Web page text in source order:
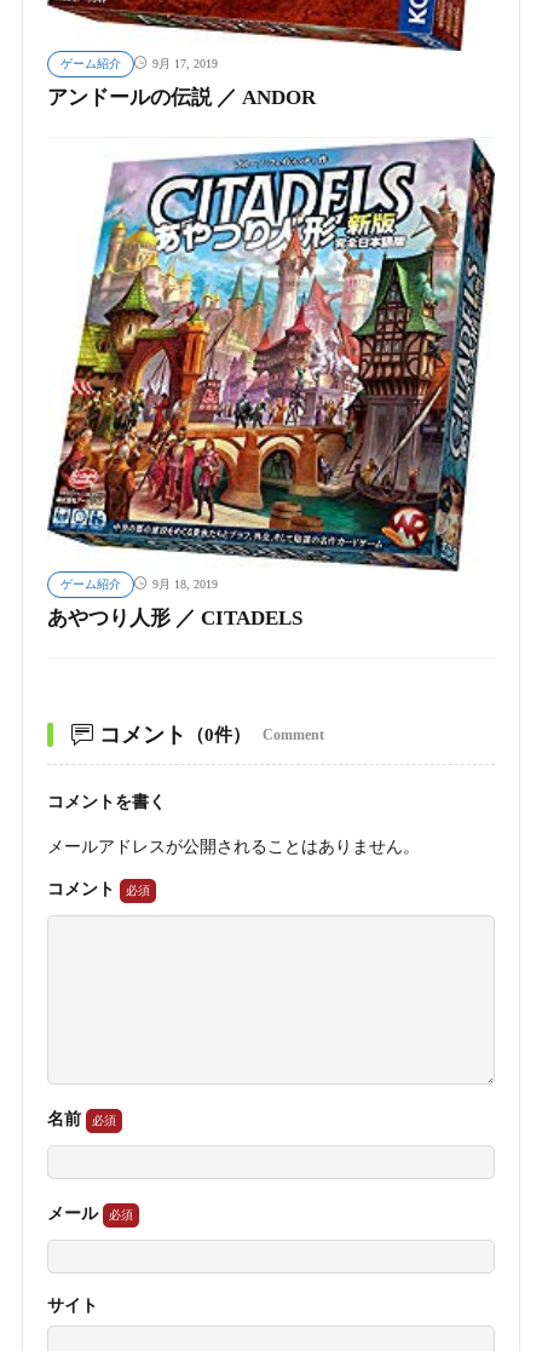
ゲーム紹介 9月 17, 2019
アンドールの伝説 ／ ANDOR
ゲーム紹介 9月 18, 2019
あやつり人形 ／ CITADELS
コメント （0件） Comment
コメントを書く
メールアドレスが公開されることはありません。
コメント
名前
メール
サイト